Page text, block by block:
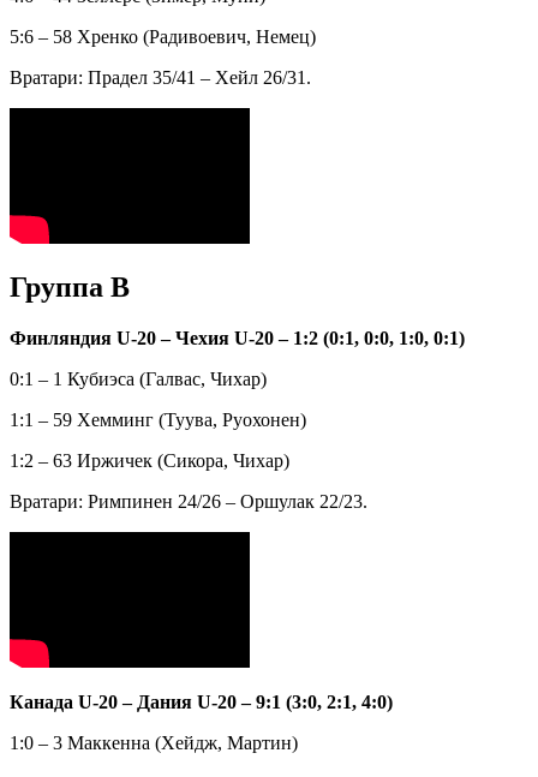
5:6 – 58 Хренко (Радивоевич, Немец)
Вратари: Прадел 35/41 – Хейл 26/31.
Группа В
Финляндия U-20 – Чехия U-20 – 1:2 (0:1, 0:0, 1:0, 0:1)
0:1 – 1 Кубиэса (Галвас, Чихар)
1:1 – 59 Хемминг (Туува, Руохонен)
1:2 – 63 Иржичек (Сикора, Чихар)
Вратари: Римпинен 24/26 – Оршулак 22/23.
Канада U-20 – Дания U-20 – 9:1 (3:0, 2:1, 4:0)
1:0 – 3 Маккенна (Хейдж, Мартин)